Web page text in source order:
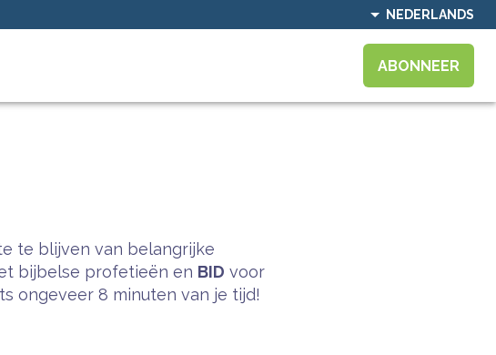
NEDERLANDS
ABONNEER
te blijven van belangrijke
bijbelse profetieën en BID voor
ongeveer 8 minuten van je tijd!